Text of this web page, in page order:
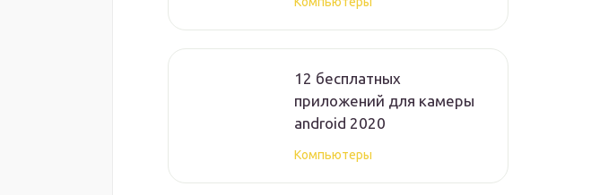
12 бесплатных
приложений для камеры
android 2020
Компьютеры